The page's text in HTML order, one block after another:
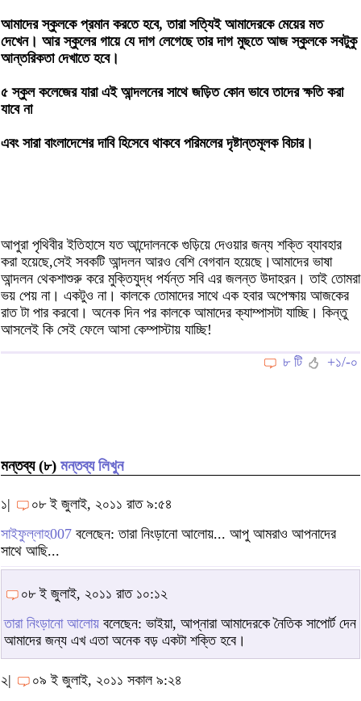
আমাদের স্কুলকে প্রমান করতে হবে, তারা সত্যিই আমাদেরকে মেয়ের মত
দেখেন। আর স্কুলের গায়ে যে দাগ লেগেছে তার দাগ মুছতে আজ স্কুলকে সবটুকু
আন্তরিকতা দেখাতে হবে।
৫ স্কুল কলেজের যারা এই আন্দলনের সাথে জড়িত কোন ভাবে তাদের ক্ষতি করা
যাবে না
এবং সারা বাংলাদেশের দাবি হিসেবে থাকবে পরিমলের দৃষ্টান্তমূলক বিচার।
আপুরা পৃথিবীর ইতিহাসে যত আন্দোলনকে গুড়িয়ে দেওয়ার জন্য শক্তি ব্যাবহার
করা হয়েছে,সেই সবকটি আন্দলন আরও বেশি বেগবান হয়েছে।আমাদের ভাষা
আন্দলন থেকশাশুরু করে মুক্তিযুদ্ধ পর্যন্ত সবি এর জলন্ত উদাহরন। তাই তোমরা
ভয় পেয় না। একটুও না। কালকে তোমাদের সাথে এক হবার অপেক্ষায় আজকের
রাত টা পার করবো। অনেক দিন পর কালকে আমাদের ক্যাম্পাসটা যাচ্ছি। কিন্তু
আসলেই কি সেই ফেলে আসা কেম্পাস্টায় যাচ্ছি!
৮ টি
+১/-০
মন্তব্য (৮) মন্তব্য লিখুন
১|
০৮ ই জুলাই, ২০১১ রাত ৯:৫৪
সাইফুল্লাহ007 বলেছেন: তারা নিংড়ানো আলোয়... আপু আমরাও আপনাদের
সাথে আছি...
০৮ ই জুলাই, ২০১১ রাত ১০:১২
তারা নিংড়ানো আলোয় বলেছেন: ভাইয়া, আপ্নারা আমাদেরকে নৈতিক সাপোর্ট দেন
আমাদের জন্য এখ এতা অনেক বড় একটা শক্তি হবে।
২|
০৯ ই জুলাই, ২০১১ সকাল ৯:২৪